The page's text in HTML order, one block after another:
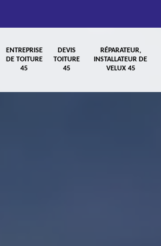
ENTREPRISE
DE TOITURE
45
DEVIS
TOITURE
45
RÉPARATEUR,
INSTALLATEUR DE
VELUX 45